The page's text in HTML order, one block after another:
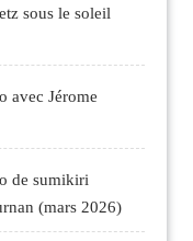
sous le soleil
avec Jérome
de sumikiri
(mars 2026)